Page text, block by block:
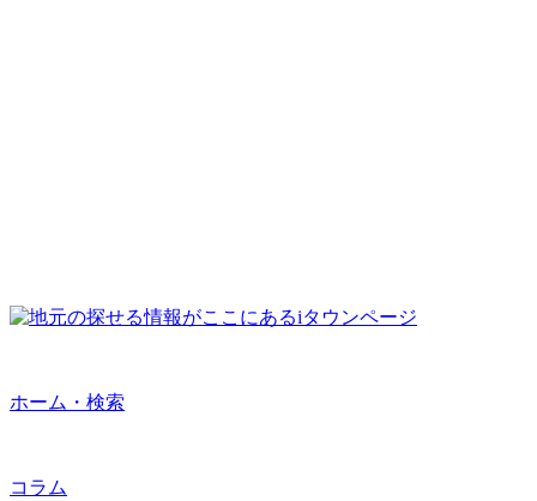
ホーム・検索
コラム